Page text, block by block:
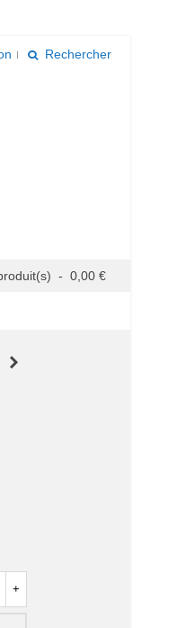
Rechercher
- 0,00 €
+